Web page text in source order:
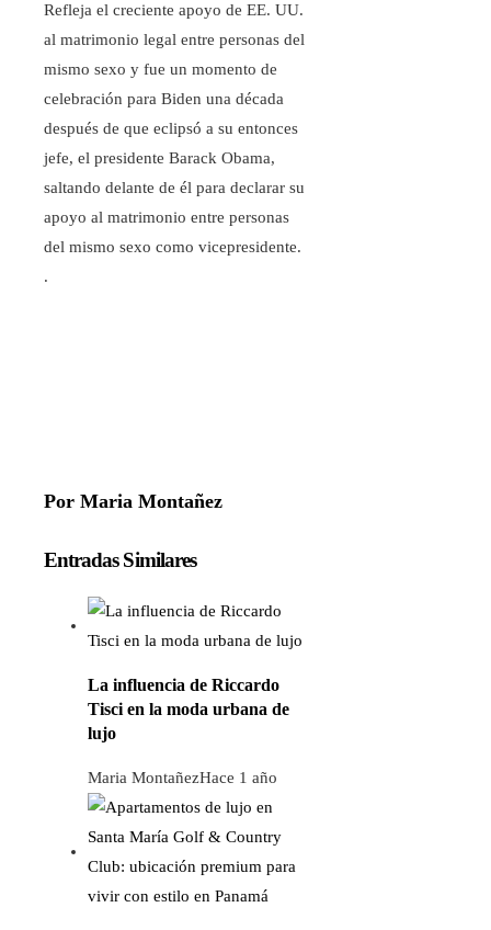
Refleja el creciente apoyo de EE. UU.
al matrimonio legal entre personas del
mismo sexo y fue un momento de
celebración para Biden una década
después de que eclipsó a su entonces
jefe, el presidente Barack Obama,
saltando delante de él para declarar su
apoyo al matrimonio entre personas
del mismo sexo como vicepresidente.
.
Por Maria Montañez
Entradas Similares
La influencia de Riccardo
Tisci en la moda urbana de
lujo
Maria MontañezHace 1 año